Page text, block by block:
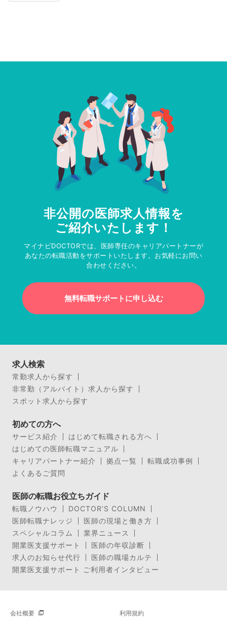
非公開の医師求人情報を
ご紹介いたします！
マイナビDOCTORでは、医師専任のキャリアパートナーが
あなたの転職活動をサポートいたします。お気軽にお問い
合わせください。
無料転職サポートに申し込む
求人検索
常勤求人から探す
非常勤（アルバイト）求人から探す
スポット求人から探す
初めての方へ
サービス紹介
はじめて転職される方へ
はじめての医師転職マニュアル
キャリアパートナー紹介
拠点一覧
転職成功事例
よくあるご質問
医師の転職お役立ちガイド
転職ノウハウ
DOCTOR’S COLUMN
医師転職ナレッジ
医師の現場と働き方
スペシャルコラム
業界ニュース
開業医支援サポート
医師の年収診断
求人のお知らせ代行
医師の職場カルテ
開業医支援サポート ご利用者インタビュー
会社概要 利用規約